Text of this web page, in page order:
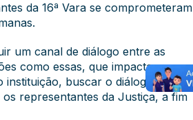
da 16ª Vara se comprometeram
um canal de diálogo entre as
como essas, que impactam
instituição, buscar o diálogo
representantes da Justiça, a fim